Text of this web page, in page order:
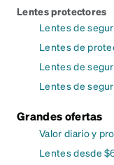
Lentes protectores
Lentes de
Lentes de
Lentes de
Lentes de
Grandes ofertas
Valor diario y
Lentes desde